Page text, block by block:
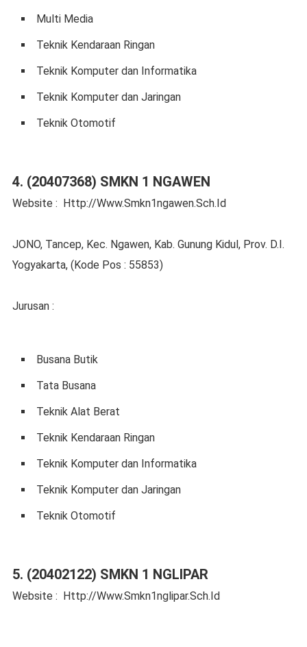
Multi Media
Teknik Kendaraan Ringan
Teknik Komputer dan Informatika
Teknik Komputer dan Jaringan
Teknik Otomotif
4. (20407368) SMKN 1 NGAWEN
Website : Http://Www.Smkn1ngawen.Sch.Id
JONO, Tancep, Kec. Ngawen, Kab. Gunung Kidul, Prov. D.I.
Yogyakarta, (Kode Pos : 55853)
Jurusan :
Busana Butik
Tata Busana
Teknik Alat Berat
Teknik Kendaraan Ringan
Teknik Komputer dan Informatika
Teknik Komputer dan Jaringan
Teknik Otomotif
5. (20402122) SMKN 1 NGLIPAR
Website : Http://Www.Smkn1nglipar.Sch.Id